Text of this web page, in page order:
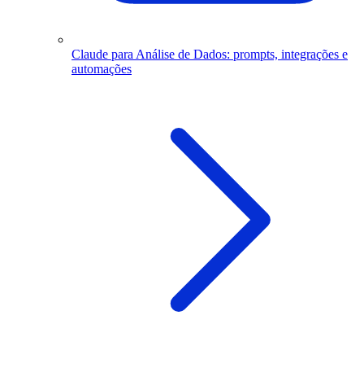
Claude para Análise de Dados: prompts, integrações e
automações